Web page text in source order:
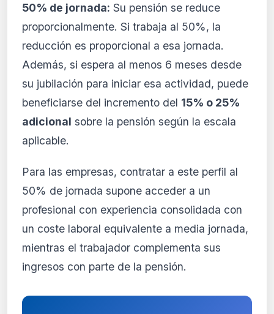
50% de jornada: Su pensión se reduce
proporcionalmente. Si trabaja al 50%, la
reducción es proporcional a esa jornada.
Además, si espera al menos 6 meses desde
su jubilación para iniciar esa actividad, puede
beneficiarse del incremento del 15% o 25%
adicional sobre la pensión según la escala
aplicable.
Para las empresas, contratar a este perfil al
50% de jornada supone acceder a un
profesional con experiencia consolidada con
un coste laboral equivalente a media jornada,
mientras el trabajador complementa sus
ingresos con parte de la pensión.